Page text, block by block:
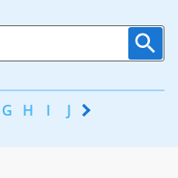
G H I J K